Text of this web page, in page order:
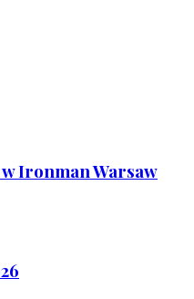
Ironman Warsaw